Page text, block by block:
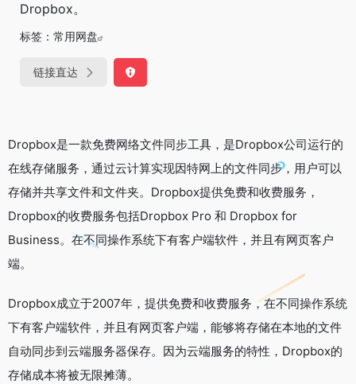
Dropbox。
标签： 常用网盘
链接直达
Dropbox是一款免费网络文件同步工具，是Dropbox公司运行的
在线存储服务，通过云计算实现因特网上的文件同步，用户可以
存储并共享文件和文件夹。Dropbox提供免费和收费服务，
Dropbox的收费服务包括Dropbox Pro 和 Dropbox for
Business。在不同操作系统下有客户端软件，并且有网页客户
端。
Dropbox成立于2007年，提供免费和收费服务，在不同操作系统
下有客户端软件，并且有网页客户端，能够将存储在本地的文件
自动同步到云端服务器保存。因为云端服务的特性，Dropbox的
存储成本将被无限摊薄。